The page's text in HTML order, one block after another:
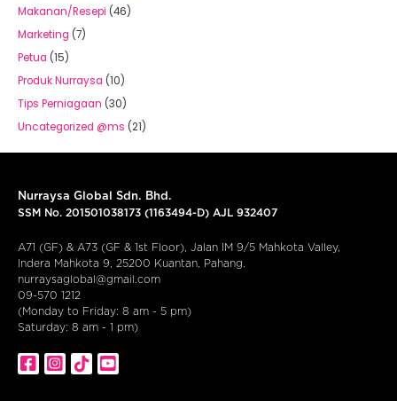
Makanan/Resepi (46)
Marketing (7)
Petua (15)
Produk Nurraysa (10)
Tips Perniagaan (30)
Uncategorized @ms (21)
Nurraysa Global Sdn. Bhd.
SSM No. 201501038173 (1163494-D) AJL 932407
A71 (GF) & A73 (GF & 1st Floor), Jalan IM 9/5 Mahkota Valley,
Indera Mahkota 9, 25200 Kuantan, Pahang.
nurraysaglobal@gmail.com
09-570 1212
(Monday to Friday: 8 am - 5 pm)
Saturday: 8 am - 1 pm)